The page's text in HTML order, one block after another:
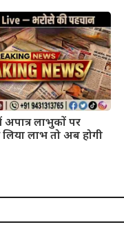
अपात्र लाभुकों पर
लाभ तो अब होगी